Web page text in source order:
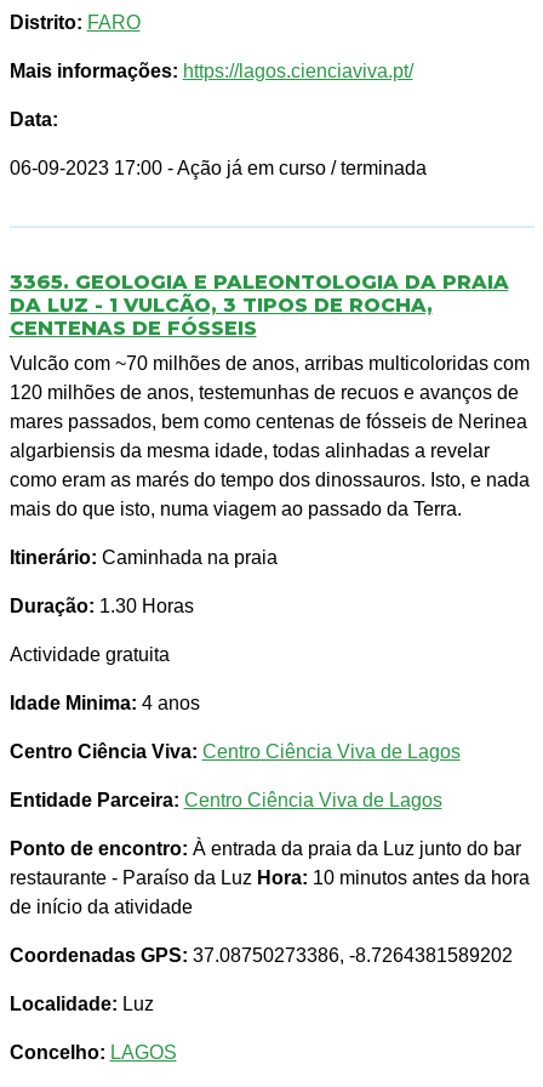
Distrito: FARO
Mais informações: https://lagos.cienciaviva.pt/
Data:
06-09-2023 17:00 - Ação já em curso / terminada
3365. GEOLOGIA E PALEONTOLOGIA DA PRAIA
DA LUZ - 1 VULCÃO, 3 TIPOS DE ROCHA,
CENTENAS DE FÓSSEIS
Vulcão com ~70 milhões de anos, arribas multicoloridas com
120 milhões de anos, testemunhas de recuos e avanços de
mares passados, bem como centenas de fósseis de Nerinea
algarbiensis da mesma idade, todas alinhadas a revelar
como eram as marés do tempo dos dinossauros. Isto, e nada
mais do que isto, numa viagem ao passado da Terra.
Itinerário: Caminhada na praia
Duração: 1.30 Horas
Actividade gratuita
Idade Minima: 4 anos
Centro Ciência Viva: Centro Ciência Viva de Lagos
Entidade Parceira: Centro Ciência Viva de Lagos
Ponto de encontro: À entrada da praia da Luz junto do bar
restaurante - Paraíso da Luz Hora: 10 minutos antes da hora
de início da atividade
Coordenadas GPS: 37.08750273386, -8.7264381589202
Localidade: Luz
Concelho: LAGOS